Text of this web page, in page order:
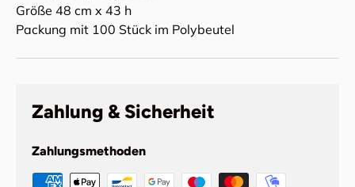
Größe 48 cm x 43 h
Packung mit 100 Stück im Polybeutel
Zahlung & Sicherheit
Zahlungsmethoden